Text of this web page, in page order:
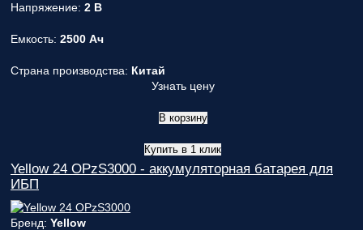
Напряжение: 2 В
Емкость: 2500 Ач
Страна производства: Китай
Узнать цену
В корзину
Купить в 1 клик
Yellow 24 OPzS3000 - аккумуляторная батарея для
ИБП
Бренд: Yellow